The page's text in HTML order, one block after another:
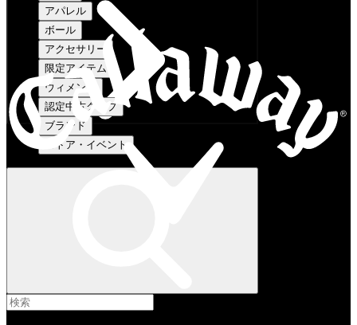
アパレル
ボール
アクセサリー
限定アイテム
ウィメンズ
認定中古クラブ
ブランド
ストア・イベント